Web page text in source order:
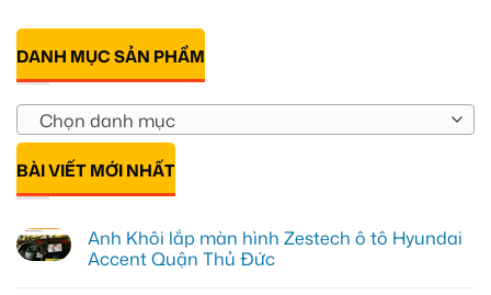
DANH MỤC SẢN PHẨM
Chọn danh mục
BÀI VIẾT MỚI NHẤT
Anh Khôi lắp màn hình Zestech ô tô Hyundai
Accent Quận Thủ Đức